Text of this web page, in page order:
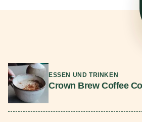
ESSEN UND TRINKEN
Crown Brew Coffee Co